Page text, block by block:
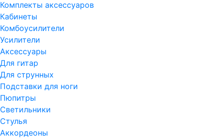
Комплекты аксессуаров
Кабинеты
Комбоусилители
Усилители
Аксессуары
Для гитар
Для струнных
Подставки для ноги
Пюпитры
Светильники
Стулья
Аккордеоны